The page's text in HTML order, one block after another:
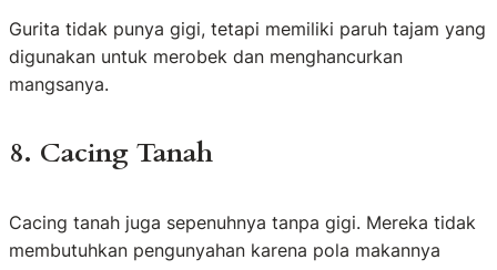
Gurita tidak punya gigi, tetapi memiliki paruh tajam yang
digunakan untuk merobek dan menghancurkan
mangsanya.
8. Cacing Tanah
Cacing tanah juga sepenuhnya tanpa gigi. Mereka tidak
membutuhkan pengunyahan karena pola makannya